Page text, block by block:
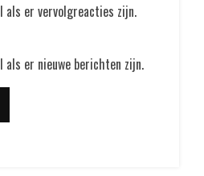
als er vervolgreacties zijn.
er nieuwe berichten zijn.